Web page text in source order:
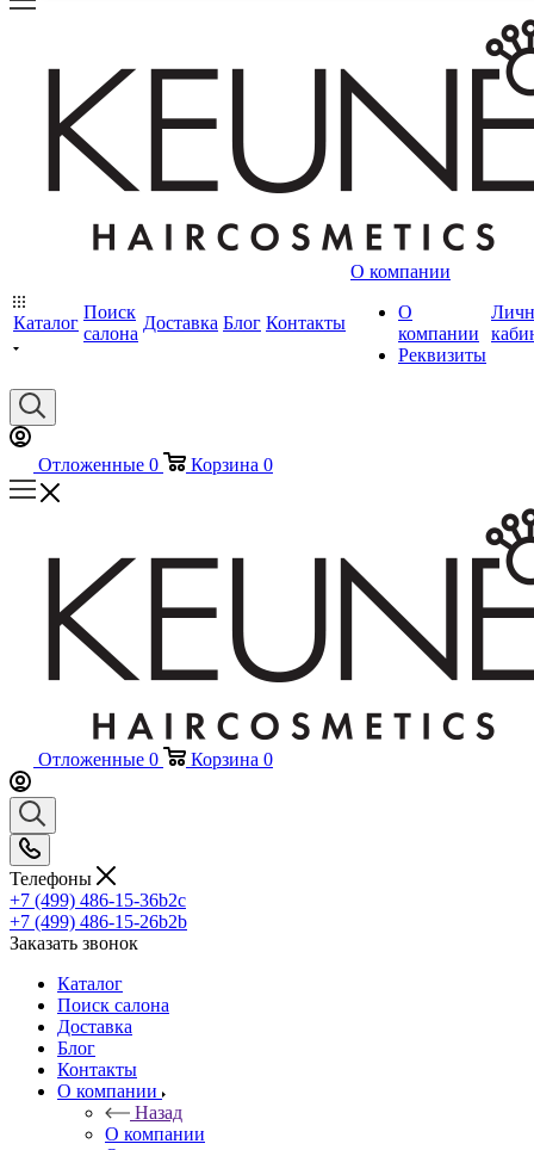
Каталог
Поиск
салона
Доставка Блог Контакты
О компании
О
компании
Реквизиты
Отложенные 0 Корзина 0
Отложенные 0 Корзина 0
Телефоны
+7 (499) 486-15-36b2c
+7 (499) 486-15-26b2b
Заказать звонок
Каталог
Поиск салона
Доставка
Блог
Контакты
О компании
Назад
О компании